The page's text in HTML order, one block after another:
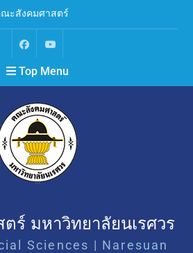
ะสังคมศาสตร์
าวิทยาลัยนเรศวร ขอ
แสดงความเสียใจอย่างสุดซึ้ง
ต่อเหตุการณ์ความรุนแรงที่
เกิดขึ้น ณ โรงเรียน
พศิรินทร์ นนทบุรี
ขยายระยะเวลาการรับสมัคร
บุคคลเพื่อสอบคัดเลือกบรรจุ
ละแต่งตั้งเป็นพนักงาน
หาวิทยาลัย ตำแหน่ง
อาจารย์ สังกัดภาควิชา
จิตวิทยา คณะสังคมศาสตร์
ดับชายขอบขับขาน Let the
Sing: Unheard
and Voices”
Top Menu
ร์ มหาวิทยาลัยนเรศวร
Sciences | Naresuan